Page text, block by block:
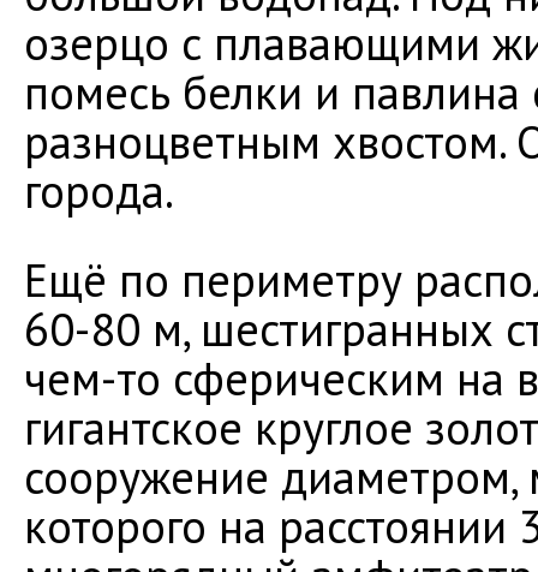
озерцо с плавающими
помесь белки и
разноцветным хвостом.
города.
Ещё по периметру
60-80 м, шестигранных
чем-то сферическим на
гигантское круглое
сооружение диаметром,
которого на